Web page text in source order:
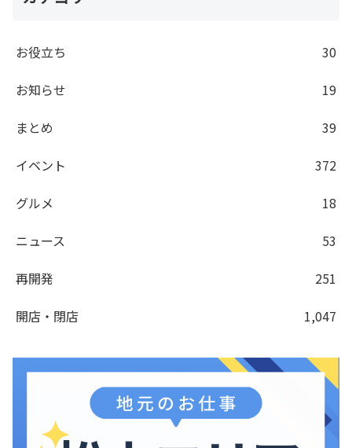
お役立ち
30
お知らせ
19
まとめ
39
イベント
372
グルメ
18
ニュース
53
再開発
251
開店・閉店
1,047